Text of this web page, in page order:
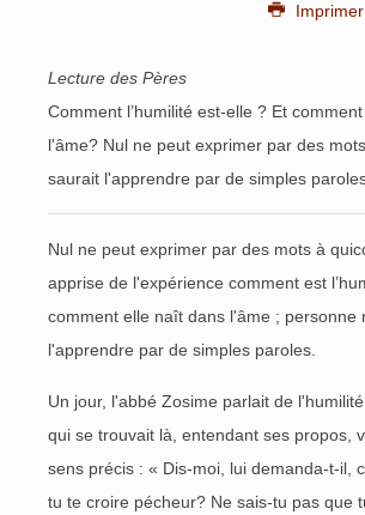
Imprimer
Lecture des Pères
Comment l’humilité est-elle ? Et
l'âme? Nul ne peut exprimer par des
saurait l'apprendre par de simples
Nul ne peut exprimer par des mots à
apprise de l'expérience comment est
comment elle naît dans l'âme ; personne
l'apprendre par de simples paroles.
Un jour, l'abbé Zosime parlait de
qui se trouvait là, entendant ses propos,
sens précis : « Dis-moi, lui demanda-t-il,
tu te croire pécheur? Ne sais-tu pas que